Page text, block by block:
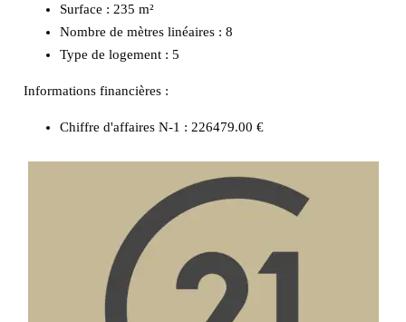
Surface : 235 m²
Nombre de mètres linéaires : 8
Type de logement : 5
Informations financières :
Chiffre d'affaires N-1 : 226479.00 €